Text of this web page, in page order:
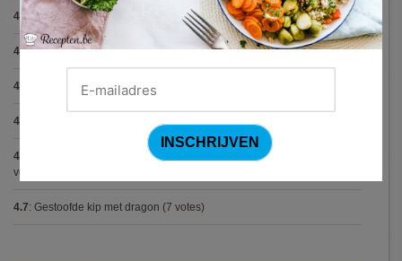
4.8 : Gegrilde pesto toastjes (8 votes)
4.8:Seafood chowder(6 votes)
4.8 Zalmfilet op een bedje van asperges
4.8
4.7 Varkenshaasje met jagersaus en kroketten (Jeroen Meus)
votes)
4.7: Gestoofde kip met dragon (7 votes)